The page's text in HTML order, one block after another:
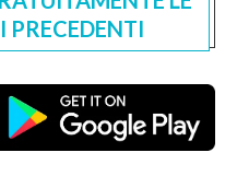
PRECEDENTI